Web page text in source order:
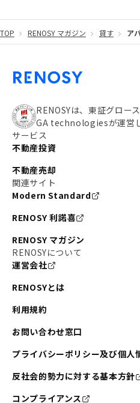
#都営大江戸線
#都営三田
#私の資産ポートフォリオ
#わたしのリノベーション
#東京メトロ副都心線
#東京メトロ銀座線
#東京メトロ半蔵門線
#日暮里・舎人ライナー
#大田区
#中央区
#川崎
#東急池上線 #JR
#東京メトロ丸ノ内線 #オ
#つくばエクスプレス
TOP RENOSY マガジン 貸す ア
RENOSYは、東証グロー
GA technologiesが運営し
サービス
不動産投資
不動産売却
関連サイト
Modern Standard
RENOSY 利諾喜
RENOSY マガジン
RENOSYについて
運営会社
RENOSYとは
利用規約
お問い合わせ窓口
プライバシーポリシー及び個人
反社会的勢力に対する基本方針
コンプライアンス